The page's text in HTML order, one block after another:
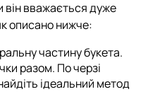
він вважається дуже
описано нижче:
частину букета.
разом. По черзі
ідеальний метод